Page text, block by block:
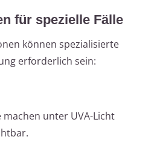
für spezielle Fälle
können spezialisierte
erforderlich sein:
unter UVA-Licht